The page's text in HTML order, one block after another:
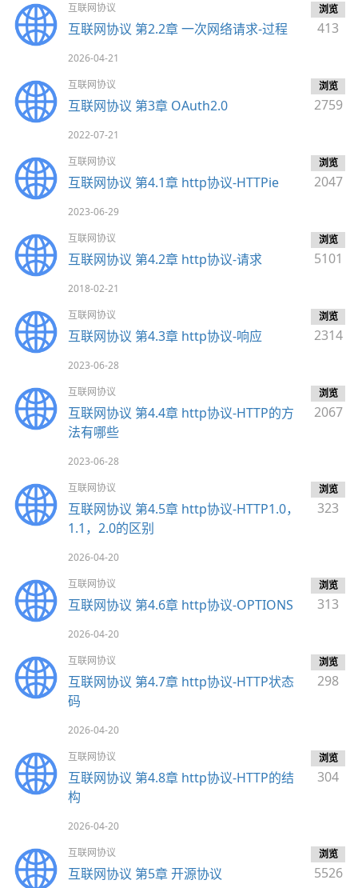
互联网协议
互联网协议 第2.2章 一次网络请求-过程
2026-04-21
浏览
413
互联网协议
互联网协议 第3章 OAuth2.0
2022-07-21
浏览
2759
互联网协议
互联网协议 第4.1章 http协议-HTTPie
2023-06-29
浏览
2047
互联网协议
互联网协议 第4.2章 http协议-请求
2018-02-21
浏览
5101
互联网协议
互联网协议 第4.3章 http协议-响应
2023-06-28
浏览
2314
互联网协议
互联网协议 第4.4章 http协议-HTTP的方
法有哪些
2023-06-28
浏览
2067
互联网协议
互联网协议 第4.5章 http协议-HTTP1.0，
1.1，2.0的区别
2026-04-20
浏览
323
互联网协议
互联网协议 第4.6章 http协议-OPTIONS
2026-04-20
浏览
313
互联网协议
互联网协议 第4.7章 http协议-HTTP状态
码
2026-04-20
浏览
298
互联网协议
互联网协议 第4.8章 http协议-HTTP的结
构
2026-04-20
浏览
304
互联网协议
互联网协议 第5章 开源协议
浏览
5526